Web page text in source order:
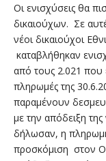
Οι ενισχύσεις θα
δικαιούχων. Σε
νέοι δικαιούχοι
καταβλήθηκαν
από τους 2.021 που
πληρωμές της
παραμένουν
με την απόδειξη
δήλωσαν, η
προσκόμιση στον